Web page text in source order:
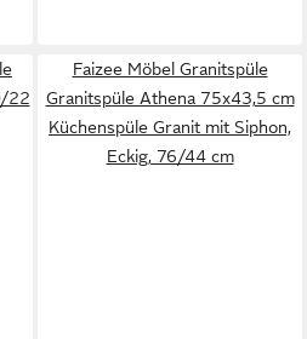
22
Faizee Möbel Granitspüle
Granitspüle Athena 75x43,5 cm
Küchenspüle Granit mit Siphon,
Eckig, 76/44 cm